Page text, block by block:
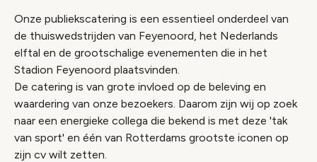
Onze publiekscatering is een essentieel onderdeel van
de thuiswedstrijden van Feyenoord, het Nederlands
elftal en de grootschalige evenementen die in het
Stadion Feyenoord plaatsvinden.
De catering is van grote invloed op de beleving en
waardering van onze bezoekers. Daarom zijn wij op zoek
naar een energieke collega die bekend is met deze 'tak
van sport' en één van Rotterdams grootste iconen op
zijn cv wilt zetten.